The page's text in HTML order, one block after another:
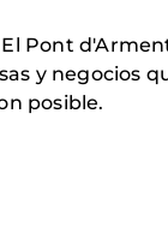
Pont
y negocios
posible.